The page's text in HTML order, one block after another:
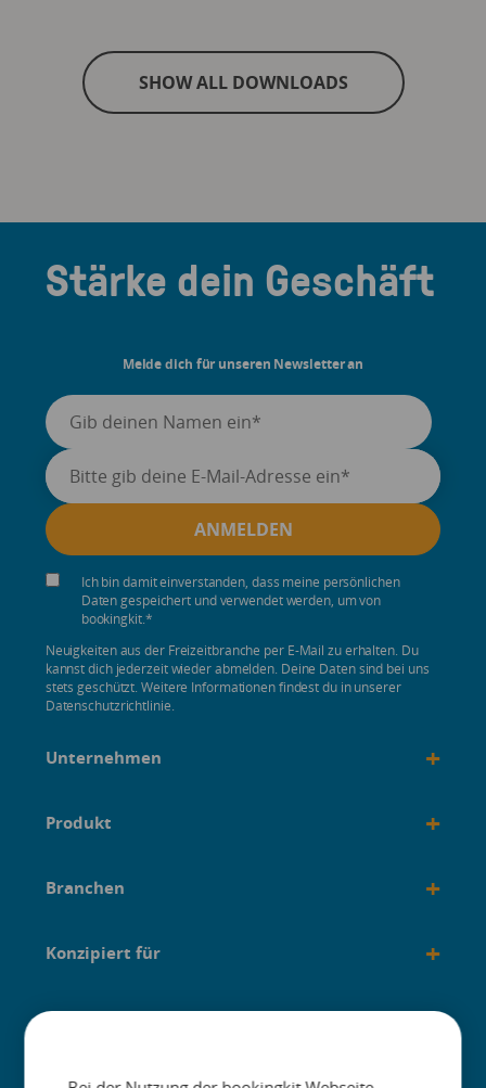
SHOW ALL DOWNLOADS
Stärke dein Geschäft
Melde dich für unseren Newsletter an
Ich bin damit einverstanden, dass meine persönlichen
Daten gespeichert und verwendet werden, um von
bookingkit.*
Neuigkeiten aus der Freizeitbranche per E-Mail zu erhalten. Du
kannst dich jederzeit wieder abmelden. Deine Daten sind bei uns
stets geschützt. Weitere Informationen findest du in unserer
Datenschutzrichtlinie.
Unternehmen +
Produkt +
Branchen +
Konzipiert für +
Anleitungen +